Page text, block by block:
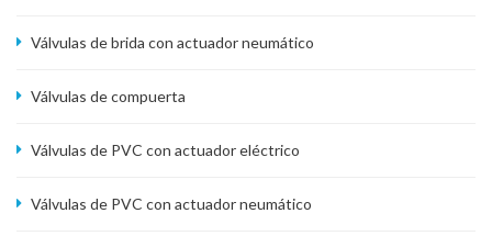
Válvulas de brida con actuador neumático
Válvulas de compuerta
Válvulas de PVC con actuador eléctrico
Válvulas de PVC con actuador neumático